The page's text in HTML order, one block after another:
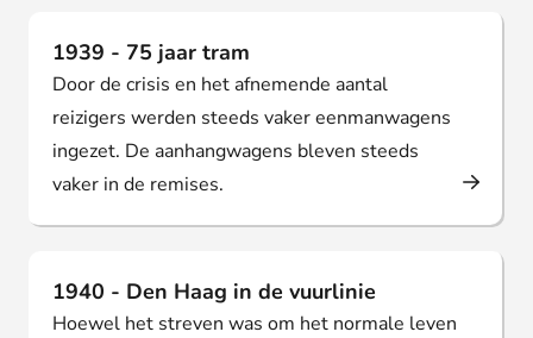
1939 - 75 jaar tram
Door de crisis en het afnemende aantal
reizigers werden steeds vaker eenmanwagens
ingezet. De aanhangwagens bleven steeds
vaker in de remises.
1940 - Den Haag in de vuurlinie
Hoewel het streven was om het normale leven